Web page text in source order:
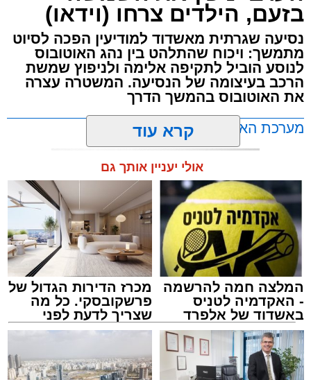
בזעם, הילדים צרחו (וידאו)
נסיעה שגרתית מאשדוד למודיעין הפכה לסיוט
מתמשך: ויכוח שהתלהט בין נהג האוטובוס
לנוסע הוביל לתקיפה אלימה ולניפוץ שמשת
הרכב בעיצומה של הנסיעה. המשטרה עצרה
את האוטובוס בהמשך הדרך
מערכת האתר / 11:35 07.08.26
תגים:אוטובוס, אשדוד , ערבי
אירוע חמור ומפחיד התרחש בקו 881 בנסיעה
קרא עוד
אולי יעניין אותך גם
המלצה חמה להרשמה
- האקדמיה לטניס
באשדוד של אלפרד
קריאולנסקי - לילדים
מכרז הדירות הגדול של
פרשקובסקי. כל מה
שצריך לדעת לפני
שמגישים הצעה לדירה